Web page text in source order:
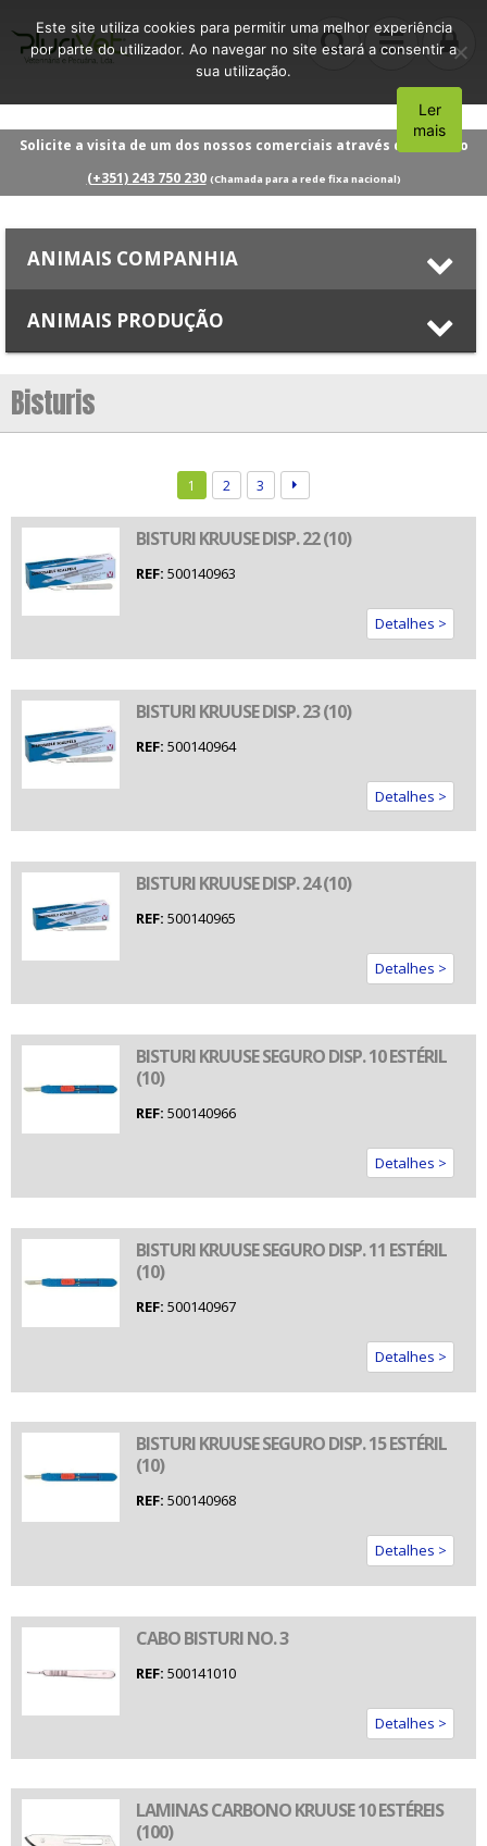
Solicite a visita de um dos nossos comerciais através do número
(+351) 243 750 230 (Chamada para a rede fixa nacional)
ANIMAIS COMPANHIA
ANIMAIS PRODUÇÃO
Bisturis
1 2 3
BISTURI KRUUSE DISP. 22 (10)
REF: 500140963
Detalhes >
BISTURI KRUUSE DISP. 23 (10)
REF: 500140964
Detalhes >
BISTURI KRUUSE DISP. 24 (10)
REF: 500140965
Detalhes >
BISTURI KRUUSE SEGURO DISP. 10 ESTÉRIL
(10)
REF: 500140966
Detalhes >
BISTURI KRUUSE SEGURO DISP. 11 ESTÉRIL
(10)
REF: 500140967
Detalhes >
BISTURI KRUUSE SEGURO DISP. 15 ESTÉRIL
(10)
REF: 500140968
Detalhes >
CABO BISTURI NO. 3
REF: 500141010
Detalhes >
LAMINAS CARBONO KRUUSE 10 ESTÉREIS
(100)
Este site utiliza cookies para permitir uma melhor experiência
por parte do utilizador. Ao navegar no site estará a consentir a
sua utilização.
Aceito
Ler
mais